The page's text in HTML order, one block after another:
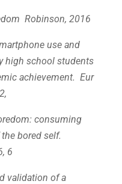
Robinson, 2016
use and
high school students
achievement. Eur
consuming
bored self.
6
validation of a